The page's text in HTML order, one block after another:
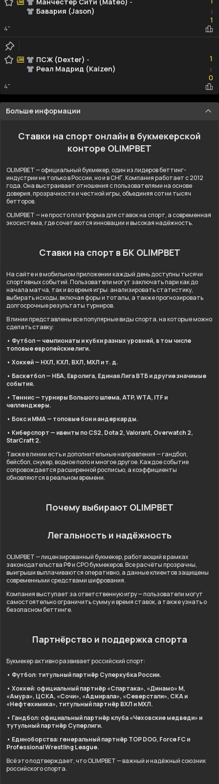
Бавария (Jason)
:1
1
4"
ПСЖ (Dexter) -
Реал Мадрид (Kaizen)
1
:0
0
4"
Больше информации
Ставки на спорт онлайн в букмекерской
конторе OLIMPBET
OLIMPBET — официальный букмекер, один из лидеров беттинг-
индустрии не только в России, но и в СНГ. Компания работает с 2012
года. Она выстраивает отношения с пользователями на основе
доверия, прозрачности и честной игры, объединяя сотни тысяч
бетторов.
OLIMPBET — не просто платформа для ставок на спорт, а современная
экосистема, где сочетаются инновации и высокая надёжность.
Ставки на спорт в БК OLIMPBET
На сайте и в мобильном приложении каждый день доступны тысячи
спортивных событий. Пользователи могут заключать пари как до
начала матча, так и во время игры: анализировать статистику,
выбирать исходы, включая форы и тоталы, а также прогнозировать
долгосрочные результаты турниров.
В линии представлены все популярные виды спорта, на которые можно
сделать ставку:
• Футбол — чемпионаты и кубки разных уровней, в том числе
топовые европейские лиги.
• Хоккей — НХЛ, КХЛ, ВХЛ, МХЛ и т. д.
• Баскетбол — НБА, Евролига, Единая Лига ВТБ и другие значимые
события.
• Теннис — турниры Большого шлема, ATP, WTA, ITF и
челленджеры.
• Бокс и ММА — топовые бои и андеркарды.
• Киберспорт — ивенты по CS2, Dota 2, Valorant, Overwatch 2,
StarCraft 2.
Также в линии есть и дополнительные направления — гандбол,
бейсбол, снукер, водное поло и многое другое. Каждое событие
сопровождается расширенной росписью, а коэффициенты
обновляются в реальном времени.
Почему выбирают OLIMPBET
Легальность и надёжность
OLIMPBET — лицензированный букмекер, работающий в рамках
законодательства РФ и СРО букмекеров. Все расчёты прозрачны,
выигрыши выплачиваются оперативно, а данные клиентов защищены
современными средствами шифрования.
Компания выступает за ответственную игру — пользователи могут
самостоятельно ограничить сумму и время ставок, а также узнать о
безопасном беттинге.
Партнёрство и поддержка спорта
Букмекер активно развивает российский спорт:
• Футбол: титульный партнёр Суперкубка России.
• Хоккей: официальный партнёр «Спартака», «Динамо» М,
«Амура», ЦСКА, «Сочи», «Адмирала», «Северстали», СКА и
«Нефтехимика», титульный партнёр ВХЛ и МХЛ.
• Гандбол: официальный партнёр клуба «Чеховские медведи» и
тутульный партнёр Суперлиги.
• Единоборства: генеральный партнёр TOP DOG, Force FC и
Professional Wrestling League.
Всё это подтверждает, что OLIMPBET — важный и надёжный союзник
российского спорта.